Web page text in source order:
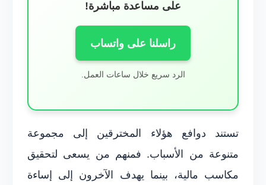
على مساعدة مباشرة!
راسلنا على واتساب
الرد سريع خلال ساعات العمل.
تستند دوافع هؤلاء المخترقين إلى مجموعة
متنوعة من الأسباب. فمنهم من يسعى لتحقيق
مكاسب مالية، بينما يهدف الآخرون إلى إساءة